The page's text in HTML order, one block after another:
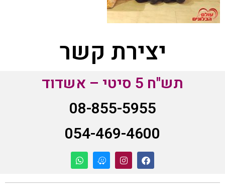
יצירת קשר
תש"ח 5 סיטי – אשדוד
08-855-5955
054-469-4600